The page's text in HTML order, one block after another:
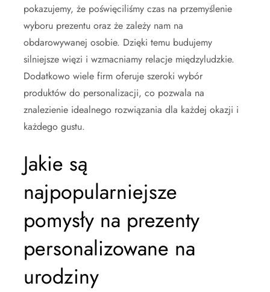
pokazujemy, że poświęciliśmy czas na przemyślenie
wyboru prezentu oraz że zależy nam na
obdarowywanej osobie. Dzięki temu budujemy
silniejsze więzi i wzmacniamy relacje międzyludzkie.
Dodatkowo wiele firm oferuje szeroki wybór
produktów do personalizacji, co pozwala na
znalezienie idealnego rozwiązania dla każdej okazji i
każdego gustu.
Jakie są
najpopularniejsze
pomysły na prezenty
personalizowane na
urodziny